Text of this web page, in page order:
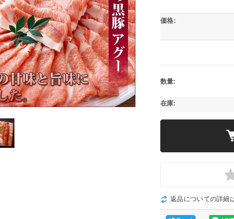
価格:
数量:
在庫:
返品についての詳細